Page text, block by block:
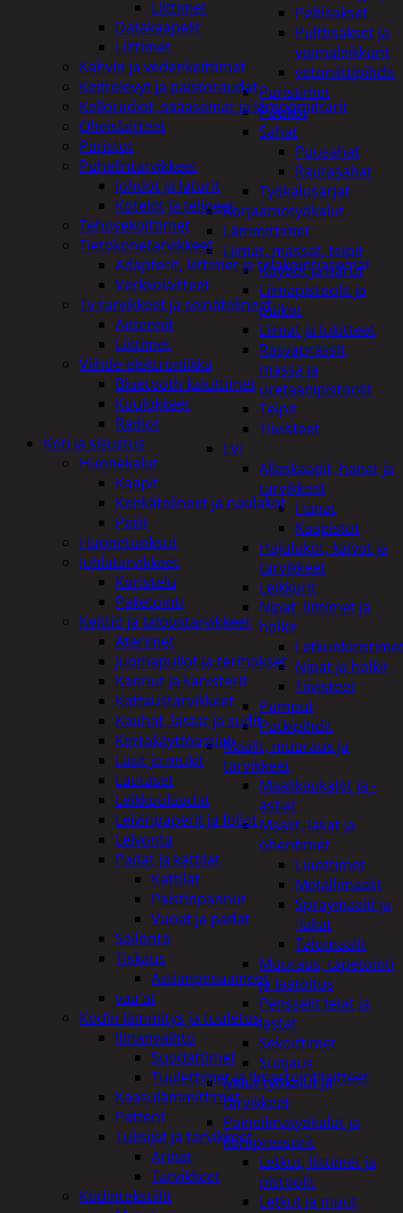
Peltisakset
Pulttisakset ja
voimaleikkurit
vetoniittipihdit
Puristimet
Puukot
Sahat
Puusahat
Rautasahat
Työkalusarjat
Korjaamotyökalut
Lämmittimet
Liimat, massat, teipit
Köydet ja narut
Liimapistoolit ja
puikot
Liimat ja lukitteet
Rasvaprässit,
massa ja
uretaanipistoolit
Teipit
Tiivisteet
LVI
Allaskaapit, hanat ja
tarvikkeet
Hanat
Kaapistot
Hajulukot, kaivot ja
tarvikkeet
Leikkurit
Nipat, liittimet ja
holkit
Nipat ja holkit
Tiivisteet
Pumput
Putkipihdit
Maalit, muuraus ja
tarvikkeet
Maalikaukalot ja -
astiat
Maalit, lakat ja
ohentimet
Liuottimet
Metallimaalit
Spraymaalit ja
-lakat
Talomaalit
Muuraus, tapetointi
ja laatoitus
Pensselit telat ja
lastat
Sekoittimet
Suojaus
Muut työkalut ja
tarvikkeet
Paineilmatyökalut ja
kompressorit
Letkut, liittimet ja
pistoolit
Letkut ja muut
Liittimet
Datakaapelit
Liittimet
Kahvin ja vedenkeittimet
Keittolevyt ja paistoraudat
Kelloradiot, sääasemat ja lämpömittarit
Oheislaitteet
Paristot
Puhelintarvikkeet
Johdot ja laturit
Kotelot ja telineet
Tehosekoittimet
Tietokonetarvikkeet
Adapterit, liittimet ja telakointiasemat
Verkkolaitteet
Tv-tarvikkeet ja seinätelineet
Antennit
Liittimet
Viihde-elektroniikka
Bluetooth kaiuttimet
Kuulokkeet
Radiot
Koti ja sisustus
Huonekalut
Kaapit
Kenkätelineet ja naulakot
Peilit
Huonetuoksut
Juhlatarvikkeet
Koristelu
Paketointi
Keittiö ja taloustarvikkeet
Aterimet
Juomapullot ja termokset
Kannut ja kanisterit
Kattaustarvikkeet
Kauhat, lastat ja sudit
Kertakäyttöastiat
Lasit ja mukit
Lautaset
Leikkuulaudat
Leivinpaperit ja foliot
Leivonta
Padat ja kattilat
Kattilat
Paistinpannut
Vuoat ja padat
Säilöntä
Tiskaus
Astianpesuaineet
vaa'at
Kodin lämmitys ja tuuletus
Ilmanvaihto
Suodattimet
Tuulettimet ja Ilmastointilaitteet
Kaasulämmittimet
Patterit
Tulisijat ja tarvikkeet
Arinat
Tarvikkeet
Kodintekstiilit